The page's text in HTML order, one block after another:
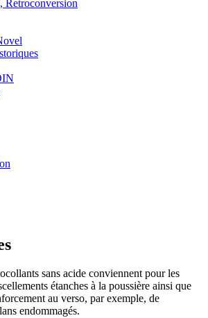
Retroconversion
sans acide conviennent pour les
étanches à la poussière ainsi que
au verso, par exemple, de
endommagés.